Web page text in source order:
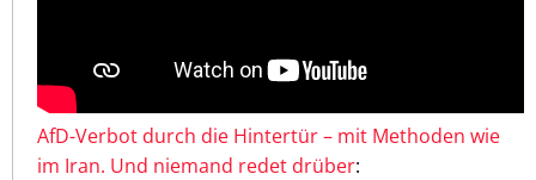
AfD-Verbot durch die Hintertür – mit Methoden wie
im Iran. Und niemand redet drüber: